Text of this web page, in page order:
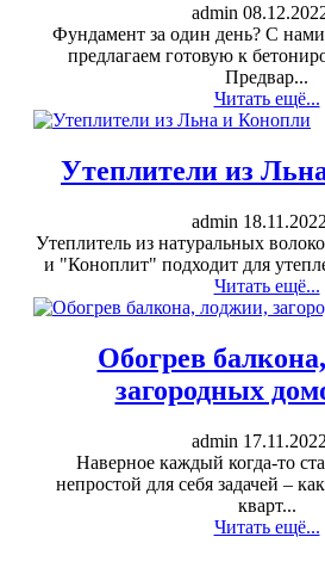
admin
Фундамент за один день? С
предлагаем готовую к
Предвар...
Читать ещё...
Утеплители из
admin 18.11.2022
Утеплитель из натуральных
и "Коноплит" подходит для
Читать ещё...
Обогрев
загородных
admin 17.11.2022
Наверное каждый когда-то
непростой для себя задачей –
кварт...
Читать ещё...